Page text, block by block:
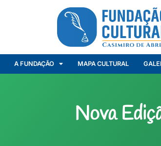
A FUNDAÇÃO MAPA CULTURAL
Nova